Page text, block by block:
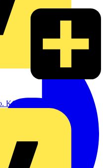
KG
Datenschutzerklärung